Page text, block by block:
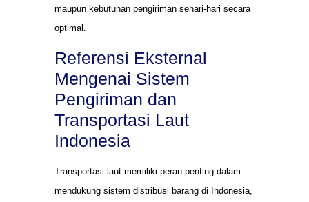
maupun kebutuhan pengiriman sehari-hari secara
optimal.
Referensi Eksternal
Mengenai Sistem
Pengiriman dan
Transportasi Laut
Indonesia
Transportasi laut memiliki peran penting dalam
mendukung sistem distribusi barang di Indonesia,